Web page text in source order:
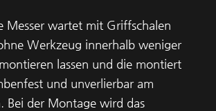
Messer wartet mit Griffschalen
Werkzeug innerhalb weniger
lassen und die montiert
und unverlierbar am
Bei der Montage wird das